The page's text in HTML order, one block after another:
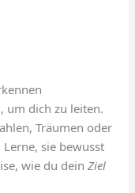
, um dich zu leiten.
Träumen oder
sie bewusst
wie du deinZiel